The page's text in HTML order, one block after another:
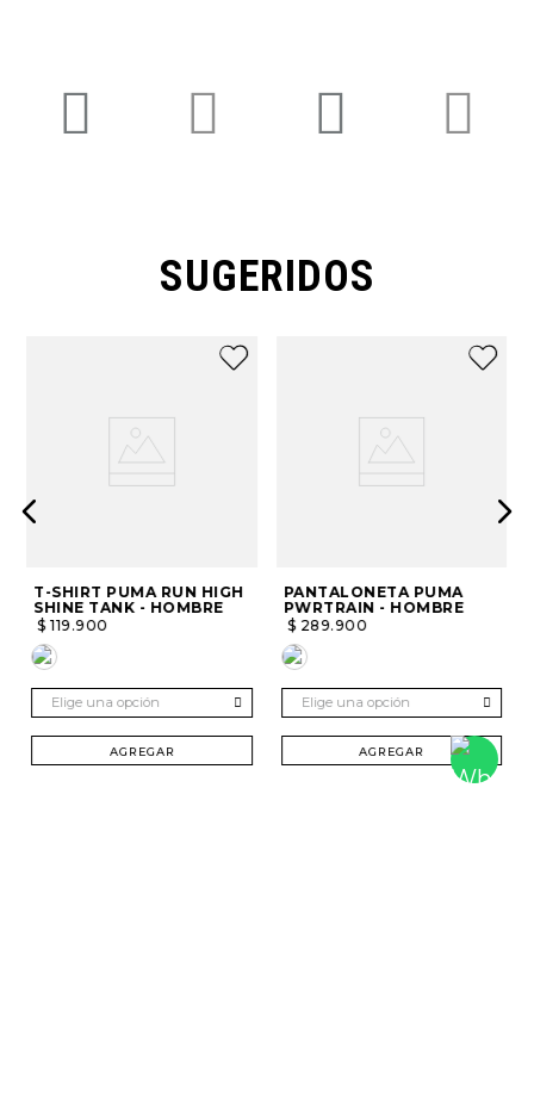
SUGERIDOS
T-SHIRT PUMA RUN HIGH
SHINE TANK - HOMBRE
$ 119.900
Elige una opción
AGREGAR
PANTALONETA PUMA
PWRTRAIN - HOMBRE
$ 289.900
Elige una opción
AGREGAR